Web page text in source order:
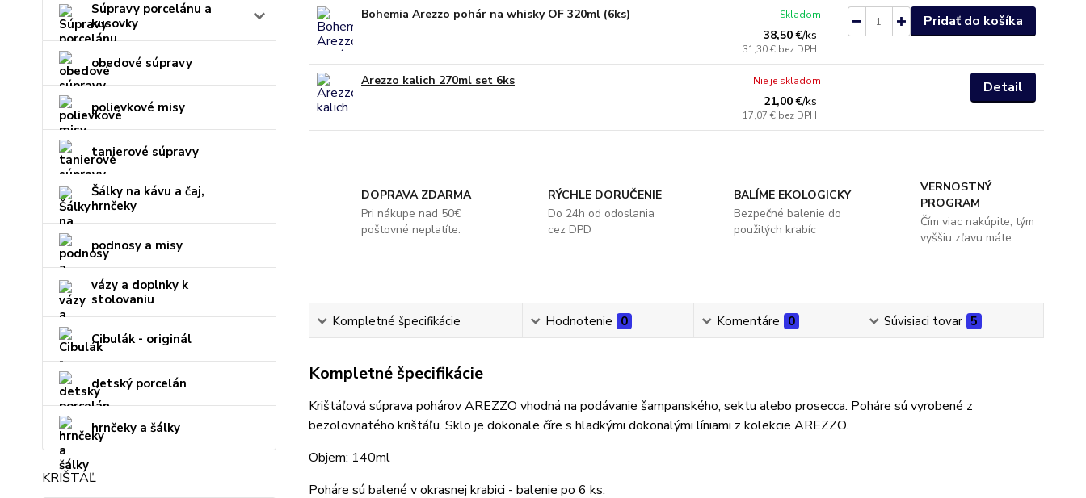
Súpravy porcelánu a
kusovky
obedové súpravy
polievkové misy
tanierové súpravy
Šálky na kávu a čaj,
hrnčeky
podnosy a misy
vázy a doplnky k
stolovaniu
Cibulák - originál
detský porcelán
hrnčeky a šálky
KRIŠTÁĽ
Bohemia Arezzo pohár na whisky OF 320ml (6ks)
38,50 €/ks
31,30 € bez DPH
Skladom Pridať do košíka
Arezzo kalich 270ml set 6ks
21,00 €/ks
17,07 € bez DPH
Nie je skladom Detail
DOPRAVA ZDARMA
Pri nákupe nad 50€
poštovné neplatíte.
RÝCHLE DORUČENIE
Do 24h od odoslania
cez DPD
BALÍME EKOLOGICKY
Bezpečné balenie do
použitých krabíc
VERNOSTNÝ
PROGRAM
Čím viac nakúpite, tým
vyššiu zľavu máte
Kompletné špecifikácie Hodnotenie 0 Komentáre 0 Súvisiaci tovar 5
Kompletné špecifikácie
Krištáľová súprava pohárov AREZZO vhodná na podávanie šampanského, sektu alebo prosecca. Poháre sú vyrobené z
bezolovnatého krištáľu. Sklo je dokonale číre s hladkými dokonalými líniami z kolekcie AREZZO.
Objem: 140ml
Poháre sú balené v okrasnej krabici - balenie po 6 ks.